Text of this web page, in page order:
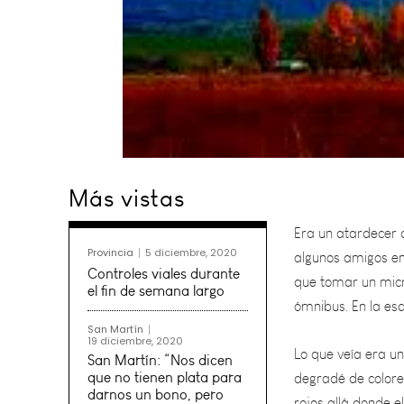
Más vistas
Provincia 5 diciembre, 2020
Controles viales durante
el fin de semana largo
San Martín
19 diciembre, 2020
San Martín: “Nos dicen
que no tienen plata para
darnos un bono, pero
algunos
que tomar un
ómnibus. En la
Lo que veía era
degradé de
rojos allá